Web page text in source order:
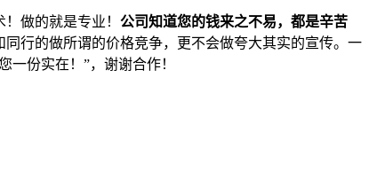
做的就是专业！ 公司知道您的钱来之不易，都是辛苦
行的做所谓的价格竞争，更不会做夸大其实的宣传。一
份实在！”，谢谢合作！